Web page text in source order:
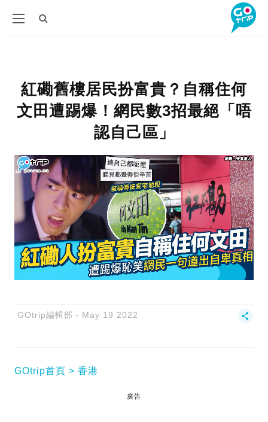
紅磡舊樓居民扮富貴？自稱住何
文田遭踢爆！網民數3招最絕「唔
認自己區」
GOtrip編輯部 May 19 2022
GOtrip首頁 香港
廣告